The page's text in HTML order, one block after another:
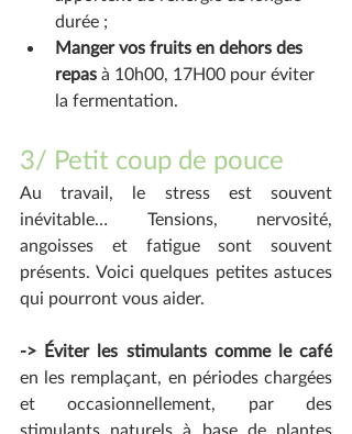
durée ;
Manger vos fruits en dehors des
repas à 10h00, 17H00 pour éviter
la fermentation.
3/ Petit coup de pouce
Au travail, le stress est souvent
inévitable… Tensions, nervosité,
angoisses et fatigue sont souvent
présents. Voici quelques petites astuces
qui pourront vous aider.
-> Éviter les stimulants comme le café
en les remplaçant, en périodes chargées
et occasionnellement, par des
stimulants naturels à base de plantes